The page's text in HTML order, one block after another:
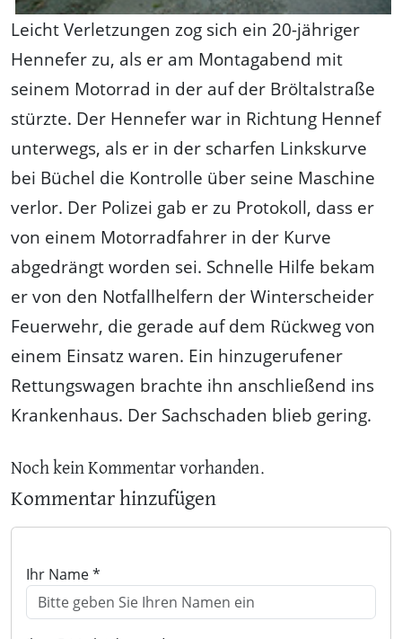
Leicht Verletzungen zog sich ein 20-jähriger
Hennefer zu, als er am Montagabend mit
seinem Motorrad in der auf der Bröltalstraße
stürzte. Der Hennefer war in Richtung Hennef
unterwegs, als er in der scharfen Linkskurve
bei Büchel die Kontrolle über seine Maschine
verlor. Der Polizei gab er zu Protokoll, dass er
von einem Motorradfahrer in der Kurve
abgedrängt worden sei. Schnelle Hilfe bekam
er von den Notfallhelfern der Winterscheider
Feuerwehr, die gerade auf dem Rückweg von
einem Einsatz waren. Ein hinzugerufener
Rettungswagen brachte ihn anschließend ins
Krankenhaus. Der Sachschaden blieb gering.
Noch kein Kommentar vorhanden.
Kommentar hinzufügen
Ihr Name *